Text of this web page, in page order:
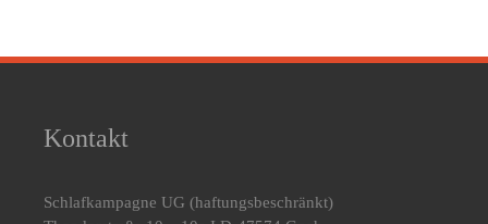
Kontakt
Schlafkampagne UG (haftungsbeschränkt)